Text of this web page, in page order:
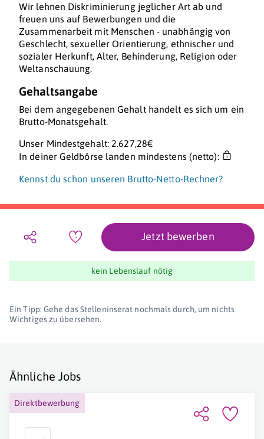
Wir lehnen Diskriminierung jeglicher Art ab und
freuen uns auf Bewerbungen und die
Zusammenarbeit mit Menschen - unabhängig von
Geschlecht, sexueller Orientierung, ethnischer und
sozialer Herkunft, Alter, Behinderung, Religion oder
Weltanschauung.
Gehaltsangabe
Bei dem angegebenen Gehalt handelt es sich um ein
Brutto-Monatsgehalt.
Unser Mindestgehalt: 2.627,28€
In deiner Geldbörse landen mindestens (netto):
Kennst du schon unseren Brutto-Netto-Rechner?
Jetzt bewerben
kein Lebenslauf nötig
Ein Tipp: Gehe das Stelleninserat nochmals durch, um nichts
Wichtiges zu übersehen.
Ähnliche Jobs
Direktbewerbung